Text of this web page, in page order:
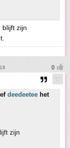
blijft zijn
deedeetee het
zijn